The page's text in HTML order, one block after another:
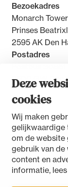
Deze
cookies
Wij maken
gelijkwaardige
om de website
gebruik van de
content en
informatie,
Bezoekadres
Monarch Tower
Prinses
2595 AK Den
Postadres
2500 GW Den
Disclaimer